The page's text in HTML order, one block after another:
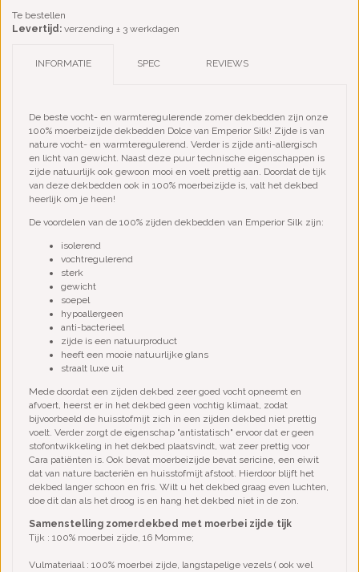
Te bestellen
Levertijd: verzending ± 3 werkdagen
INFORMATIE SPEC REVIEWS
De beste vocht- en warmteregulerende zomer dekbedden zijn onze
100% moerbeizijde dekbedden Dolce van Emperior Silk! Zijde is van
nature vocht- en warmteregulerend. Verder is zijde anti-allergisch
en licht van gewicht. Naast deze puur technische eigenschappen is
zijde natuurlijk ook gewoon mooi en voelt prettig aan. Doordat de tijk
van deze dekbedden ook in 100% moerbeizijde is, valt het dekbed
heerlijk om je heen!
De voordelen van de 100% zijden dekbedden van Emperior Silk zijn:
isolerend
vochtregulerend
sterk
gewicht
soepel
hypoallergeen
anti-bacterieel
zijde is een natuurproduct
heeft een mooie natuurlijke glans
straalt luxe uit
Mede doordat een zijden dekbed zeer goed vocht opneemt en
afvoert, heerst er in het dekbed geen vochtig klimaat, zodat
bijvoorbeeld de huisstofmijt zich in een zijden dekbed niet prettig
voelt. Verder zorgt de eigenschap "antistatisch" ervoor dat er geen
stofontwikkeling in het dekbed plaatsvindt, wat zeer prettig voor
Cara patiënten is. Ook bevat moerbeizijde bevat sericine, een eiwit
dat van nature bacteriën en huisstofmijt afstoot. Hierdoor blijft het
dekbed langer schoon en fris. Wilt u het dekbed graag even luchten,
doe dit dan als het droog is en hang het dekbed niet in de zon.
Samenstelling zomerdekbed met moerbei zijde tijk
Tijk : 100% moerbei zijde, 16 Momme;
Vulmateriaal : 100% moerbei zijde, langstapelige vezels ( ook wel